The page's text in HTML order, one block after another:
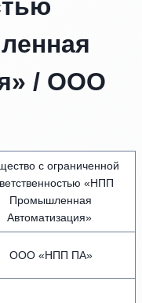
/ OOO
с ограниченной
«НПП
Промышленная
Автоматизация»
OOO «НПП ПА»